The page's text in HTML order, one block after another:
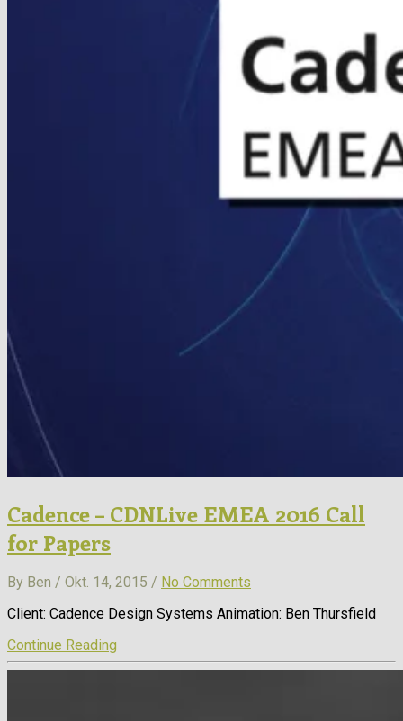
Cadence – CDNLive EMEA 2016 Call
for Papers
By Ben / Okt. 14, 2015 / No Comments
Client: Cadence Design Systems Animation: Ben Thursfield
Continue Reading